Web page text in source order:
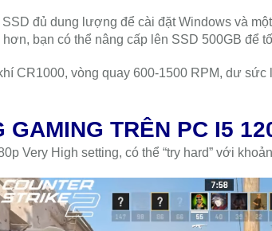
đủ dung lượng để cài đặt Windows và
bạn có thể nâng cấp lên SSD 500GB để
CR1000, vòng quay 600-1500 RPM, dư sức
GAMING TRÊN PC I5
Very High setting, có thể “try hard” với